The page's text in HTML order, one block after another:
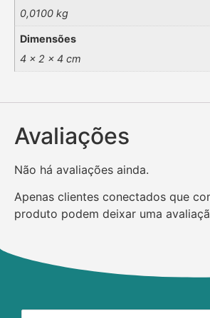
0,0100 kg
Dimensões
4 × 2 × 4 cm
Avaliações
Não há avaliações ainda.
Apenas clientes conectados que
produto podem deixar uma